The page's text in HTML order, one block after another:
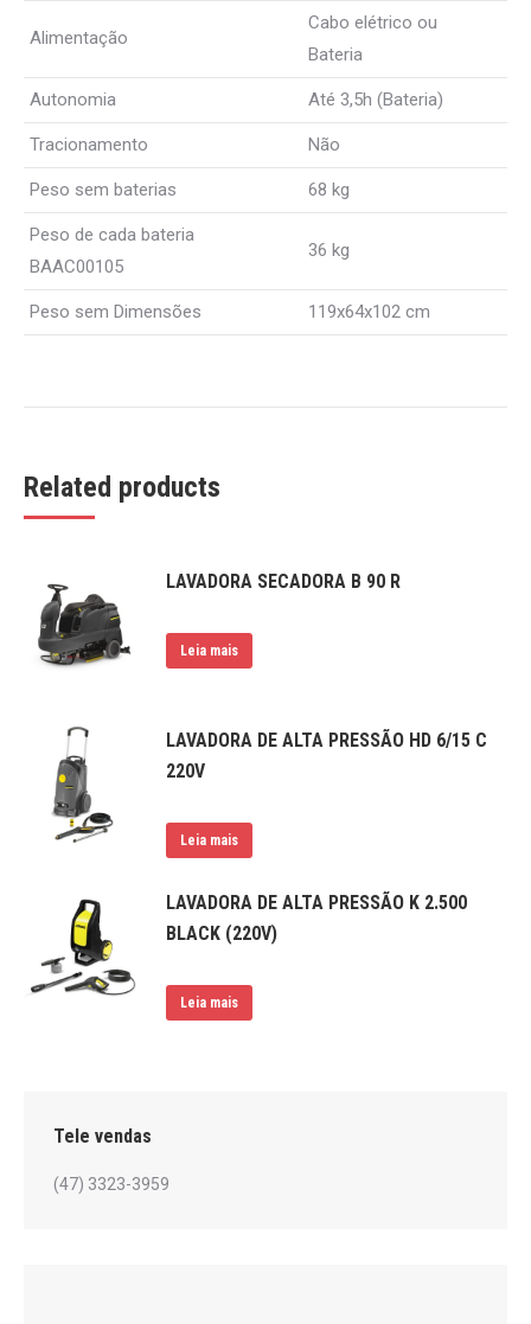
Alimentação
Cabo elétrico ou
Bateria
Autonomia Até 3,5h (Bateria)
Tracionamento Não
Peso sem baterias 68 kg
Peso de cada bateria
BAAC00105
36 kg
Peso sem Dimensões 119x64x102 cm
Related products
LAVADORA SECADORA B 90 R
Leia mais
LAVADORA DE ALTA PRESSÃO HD 6/15 C
220V
Leia mais
LAVADORA DE ALTA PRESSÃO K 2.500
BLACK (220V)
Leia mais
Tele vendas
(47) 3323-3959